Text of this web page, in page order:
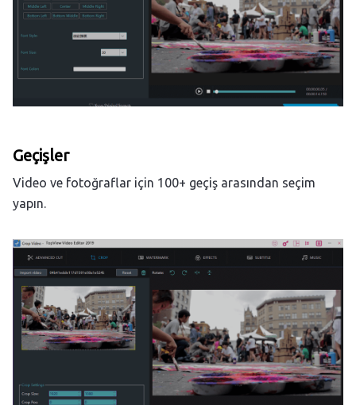
Geçişler
Video ve fotoğraflar için 100+ geçiş arasından seçim
yapın.